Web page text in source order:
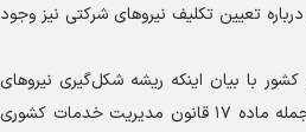
تعیین تکلیف نیرو‌های شرکتی نیز وجود
با بیان اینکه ریشه شکل‌گیری نیرو‌های
شرکتی به برخی احکام قانونی از جمله ماده ۱۷ قانون مدیریت خدمات کشوری